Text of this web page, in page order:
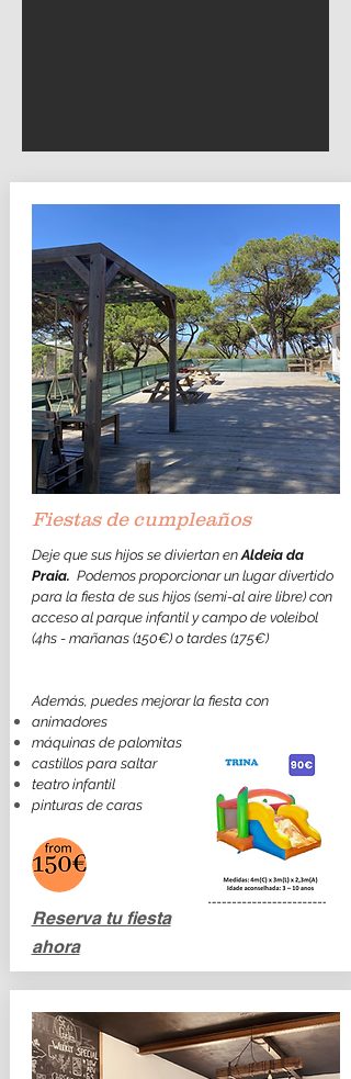
Fiestas de cumpleaños
Deje que sus hijos se diviertan enAldeia da
Praia. ​Podemos proporcionar un lugar divertido
para la fiesta de sus hijos (semi-al aire libre) con
acceso al parque infantil y campo de voleibol
(4hs - mañanas (150€) o tardes (175€)
Además, puedes mejorar la fiesta con
animadores
máquinas de palomitas
castillos para saltar
teatro infantil
pinturas de caras
Reserva tu fiesta
ahora